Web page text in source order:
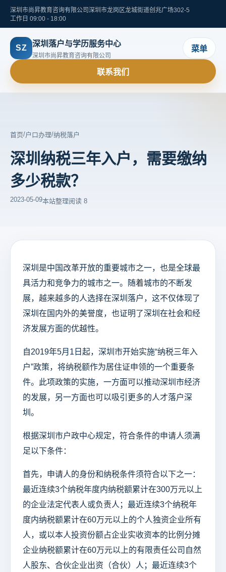
深圳市尚昇教育咨询有限公司 深圳市龙岗区龙城街道创兆广场302-5
工作日 09:00 - 18:00
SZ 深圳落户与学历服务中心
深圳市尚昇教育咨询有限公司
菜单
联系我们
首页/户口办理/纳税落户
深圳纳税三年入户，需要缴纳
多少税款？
2023-05-09本站整理阅读 8
深圳是中国改革开放的重要城市之一，也是全球最
具活力和竞争力的城市之一。随着城市的不断发
展，越来越多的人选择在深圳落户，这不仅体现了
深圳在国内外的美誉度，也证明了深圳在社会和经
济发展方面的优越性。
自2019年5月1日起，深圳市开始实施“纳税三年入
户”政策，将纳税额作为居住证申领的一个重要条
件。此项政策的实施，一方面可以推动深圳市经济
的发展，另一方面也可以吸引更多的人才落户深
圳。
根据深圳市户政中心规定，符合条件的申请人须满
足以下条件：
首先，申请人的身份和纳税条件须符合以下之一：
最近连续3个纳税年度内纳税额累计在300万元以上
的企业法定代表人或负责人；最近连续3个纳税年
度内纳税额累计在60万元以上的个人独资企业所有
人，或以本人投资份额占企业实收资本的比例分摊
企业纳税额累计在60万元以上的有限责任公司自然
人股东、合伙企业出资（合伙）人；最近连续3个